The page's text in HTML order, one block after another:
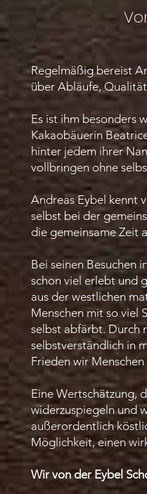
Regelmäßig bereist
über Abläufe,
Es ist ihm besonders
Kakaobäuerin
hinter jedem ihrer
vollbringen ohne
Andreas Eybel kennt
selbst bei der
die gemeinsame Zeit
Bei seinen Besuchen
schon viel erlebt und
aus der westlichen
Menschen mit so viel
selbst abfärbt. Durch
selbstverständlich in
Frieden wir
Eine Wertschätzung,
widerzuspiegeln und
außerordentlich
Möglichkeit, einen
Wir von derEybel